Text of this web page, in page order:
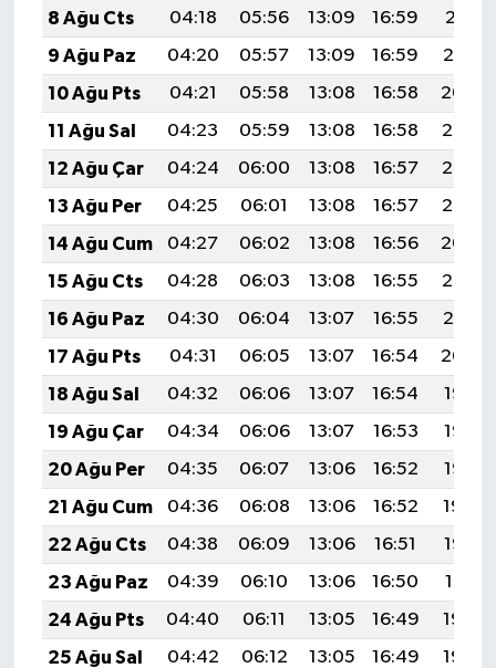
8 Ağu Cts
04:18 05:56 13:09 16:59
20:11
9 Ağu Paz
04:20 05:57 13:09 16:59
20:10
10 Ağu Pts
04:21 05:58 13:08 16:58
20:09
11 Ağu Sal
04:23 05:59 13:08 16:58
20:08
12 Ağu Çar
04:24 06:00 13:08 16:57
20:06
13 Ağu Per
04:25 06:01 13:08 16:57
20:05
14 Ağu Cum
04:27 06:02 13:08 16:56
20:04
15 Ağu Cts
04:28 06:03 13:08 16:55
20:02
16 Ağu Paz
04:30 06:04 13:07 16:55
20:01
17 Ağu Pts
04:31 06:05 13:07 16:54
20:00
18 Ağu Sal
04:32 06:06 13:07 16:54
19:58
19 Ağu Çar
04:34 06:06 13:07 16:53
19:57
20 Ağu Per
04:35 06:07 13:06 16:52
19:56
21 Ağu Cum
04:36 06:08 13:06 16:52
19:54
22 Ağu Cts
04:38 06:09 13:06 16:51
19:53
23 Ağu Paz
04:39 06:10 13:06 16:50
19:51
24 Ağu Pts
04:40 06:11 13:05 16:49
19:50
25 Ağu Sal
04:42 06:12 13:05 16:49 19:48